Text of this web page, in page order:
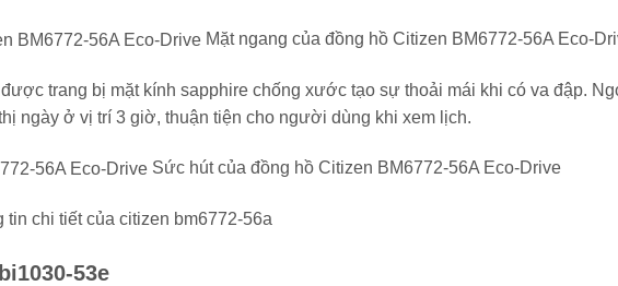
Mặt ngang của đồng hồ Citizen BM6772-56A Eco-
trang bị mặt kính sapphire chống xước tạo sự thoải mái khi có va đập.
ngày ở vị trí 3 giờ, thuận tiện cho người dùng khi xem lịch.
Sức hút của đồng hồ Citizen BM6772-56A Eco-Drive
tin chi tiết của citizen bm6772-56a
53e